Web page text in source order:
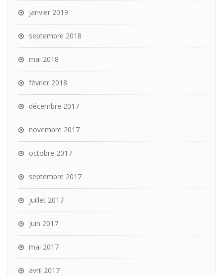
janvier 2019
septembre 2018
mai 2018
février 2018
décembre 2017
novembre 2017
octobre 2017
septembre 2017
juillet 2017
juin 2017
mai 2017
avril 2017